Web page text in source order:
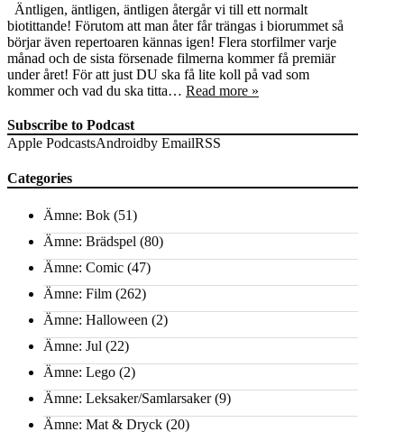
Äntligen, äntligen, äntligen återgår vi till ett normalt
biotittande! Förutom att man åter får trängas i biorummet så
börjar även repertoaren kännas igen! Flera storfilmer varje
månad och de sista försenade filmerna kommer få premiär
under året! För att just DU ska få lite koll på vad som
kommer och vad du ska titta… Read more »
Subscribe to Podcast
Apple PodcastsAndroidby EmailRSS
Categories
Ämne: Bok (51)
Ämne: Brädspel (80)
Ämne: Comic (47)
Ämne: Film (262)
Ämne: Halloween (2)
Ämne: Jul (22)
Ämne: Lego (2)
Ämne: Leksaker/Samlarsaker(9)
Ämne: Mat & Dryck (20)